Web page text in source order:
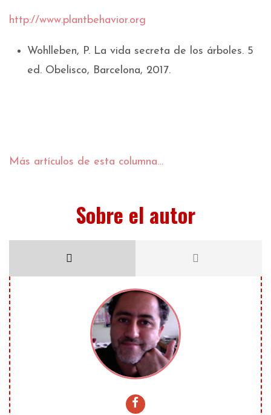
http://www.plantbehavior.org
Wohlleben, P. La vida secreta de los árboles. 5
ed. Obelisco, Barcelona, 2017.
Más artículos de esta columna…
Sobre el autor